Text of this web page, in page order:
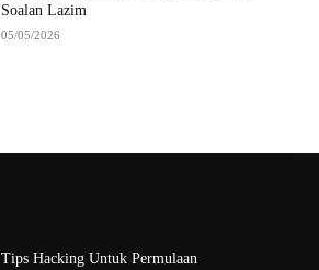
Soalan Lazim
05/05/2026
Tips Hacking Untuk Permulaan